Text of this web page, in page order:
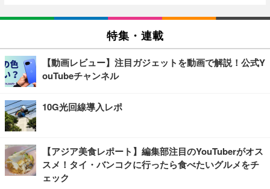
特集・連載
【動画レビュー】注目ガジェットを動画で解説！公式Y
ouTubeチャンネル
10G光回線導入レポ
【アジア美食レポート】編集部注目のYouTuberがオス
スメ！タイ・バンコクに行ったら食べたいグルメをチ
ェック